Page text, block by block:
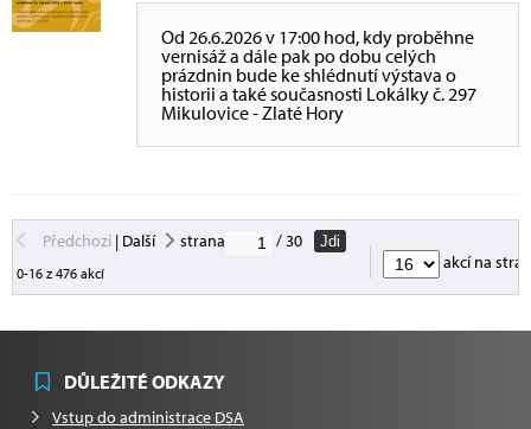
Od 26.6.2026 v 17:00 hod, kdy proběhne
vernisáž a dále pak po dobu celých
prázdnin bude ke shlédnutí výstava o
historii a také současnosti Lokálky č. 297
Mikulovice - Zlaté Hory
Předchozí| Další strana / 30
Jdi
0-16 z 476 akcí
akcí na
DŮLEŽITÉ ODKAZY
Vstup do administrace DSA